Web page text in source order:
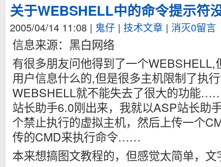
关于WEBSHELL中的命令提示符
2005/04/14 11:08 | 鬼仔 | 技术文章 | 消灭0留言
信息来源：黑白网络
有很多朋友问他得到了一个WEBSHELL,
用户信息什么的,但是很多主机限制了执
WEBSHELL就不能失去了很大的功能
站长助手6.0刚出来，我就以ASP站长助
个禁止执行的虚拟主机，然后上传一个
传的CMD来执行命令……
本来想搞图文教程的，但感觉太简单，